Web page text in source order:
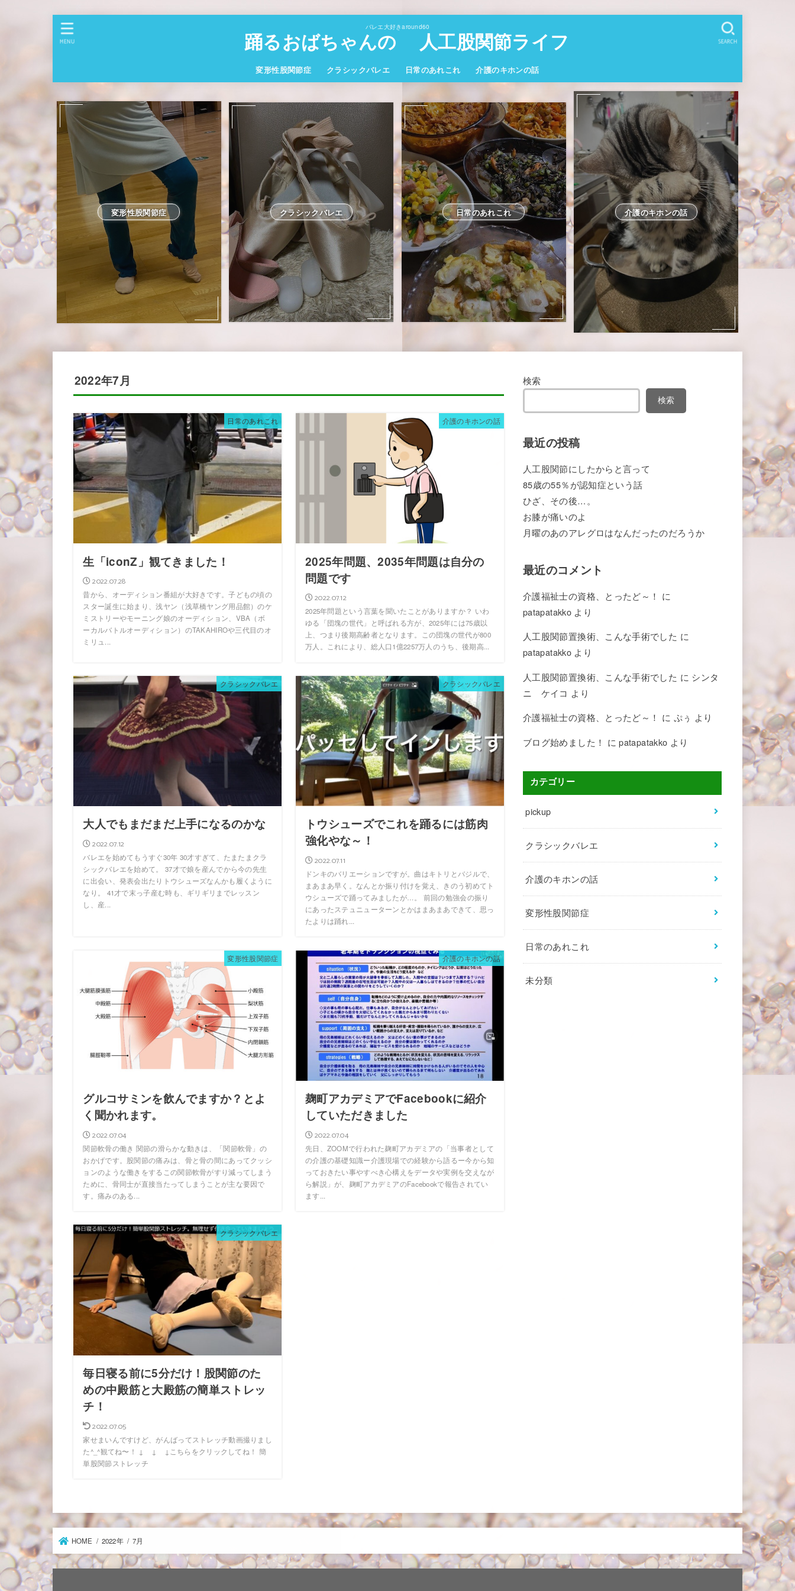
バレエ大好きaround60
踊るおばちゃんの 人工股関節ライフ
変形性股関節症 クラシックバレエ 日常のあれこれ 介護のキホンの話
SEARCH
MENU
変形性股関節症 クラシックバレエ 日常のあれこれ 介護のキホンの話
2022年7月
日常のあれこれ
生「iconZ」観てきました！
2022.07.28
昔から、オーディション番組が大好きです。子どもの頃の
スター誕生に始まり、浅ヤン（浅草橋ヤング用品館）のケ
ミストリーやモーニング娘のオーディション、VBA（ボ
ーカルバトルオーディション）のTAKAHIROや三代目のオ
ミリュ...
介護のキホンの話
2025年問題、2035年問題は自分の
問題です
2022.07.12
2025年問題という言葉を聞いたことがありますか？ いわ
ゆる「団塊の世代」と呼ばれる方が、2025年には75歳以
上、つまり後期高齢者となります。この団塊の世代が800
万人。これにより、総人口1億2257万人のうち、後期高...
クラシックバレエ
大人でもまだまだ上手になるのかな
2022.07.12
バレエを始めてもうすぐ30年 30才すぎて、たまたまクラ
シックバレエを始めて。 37才で娘を産んでから今の先生
に出会い、発表会出たりトウシューズなんかも履くように
なり。 41才で末っ子産む時も、ギリギリまでレッスン
し、産...
クラシックバレエ
トウシューズでこれを踊るには筋肉
強化やな～！
2022.07.11
ドンキのバリエーションですが。曲はキトリとバジルで、
まあまあ早く。なんとか振り付けを覚え、きのう初めてト
ウシューズで踊ってみましたが…。 前回の勉強会の振り
にあったステュニューターンとかはまあまあできて、思っ
たよりは踊れ...
変形性股関節症
グルコサミンを飲んでますか？とよ
く聞かれます。
2022.07.04
関節軟骨の働き 関節の滑らかな動きは、「関節軟骨」の
おかげです。股関節の痛みは、骨と骨の間にあってクッシ
ョンのような働きをするこの関節軟骨がすり減ってしまう
ために、骨同士が直接当たってしまうことが主な要因で
す。痛みのある...
介護のキホンの話
麹町アカデミアでFacebookに紹介
していただきました
2022.07.04
先日、ZOOMで行われた麹町アカデミアの「当事者として
の介護の基礎知識ー介護現場での経験から語るー今から知
っておきたい事やすべき心構えをデータや実例を交えなが
ら解説」が、麹町アカデミアのFacebookで報告されてい
ます...
クラシックバレエ
毎日寝る前に5分だけ！股関節のた
めの中殿筋と大殿筋の簡単ストレッ
チ！
2022.07.05
家せまいんですけど、がんばってストレッチ動画撮りまし
た^_^観てね〜！ ↓ ↓ ↓こちらをクリックしてね！ 簡
単股関節ストレッチ
検索
検索
最近の投稿
人工股関節にしたからと言って
85歳の55％が認知症という話
ひざ、その後…。
お膝が痛いのよ
月曜のあのアレグロはなんだったのだろうか
最近のコメント
介護福祉士の資格、とったど～！ に
patapatakko より
人工股関節置換術、こんな手術でした に
patapatakko より
人工股関節置換術、こんな手術でした に シンタ
ニ ケイコ より
介護福祉士の資格、とったど～！ に ぷぅ より
ブログ始めました！ にpatapatakko より
カテゴリー
pickup
クラシックバレエ
介護のキホンの話
変形性股関節症
日常のあれこれ
未分類
HOME 2022年 7月